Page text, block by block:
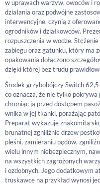
w uprawach warzyw, owoców i
działania oraz podwójne
interwencyjne, czynią z
ogrodników i działkowców.
rozpuszczenia w wodze.
zabiegu oraz gatunku, który ma
opakowania dołączono
dzięki której bez trudu
Środek grzybobójczy Switch
co oznacza, że nie tylko
chroniąc ją przed dostępem
wnika w jej tkanki, porażając
Preparat wykazuje znakomitą
brunatnej zgniliźnie drzew
pleśni, zamieraniu pędów,
wielu innym niebezpiecznym,
na wszystkich zagrożonych
i ozdobnych. Jego dodatkowym
truskawce na przykład wynosi